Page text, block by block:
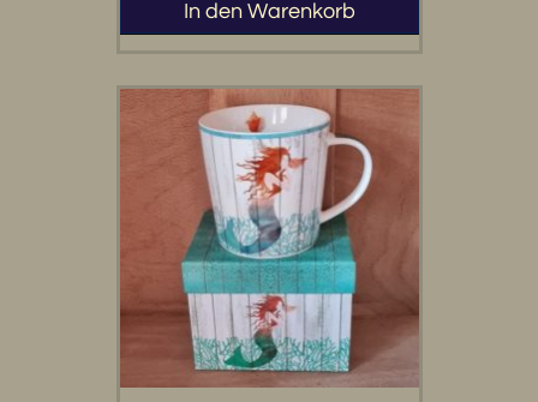
In den Warenkorb